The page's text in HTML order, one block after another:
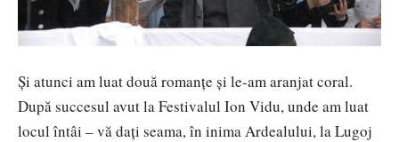
Și atunci am luat două romanțe și le-am aranjat coral.
După succesul avut la Festivalul Ion Vidu, unde am luat
locul întâi – vă dați seama, în inima Ardealului, la Lugoj